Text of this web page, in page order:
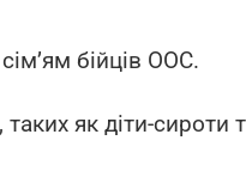
бійців ООС.
як діти-сироти